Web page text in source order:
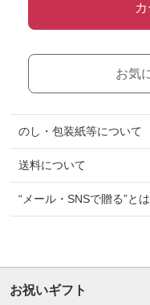
お気
のし・包装紙等について
送料について
“メール・SNSで贈る”と
お祝いギフト